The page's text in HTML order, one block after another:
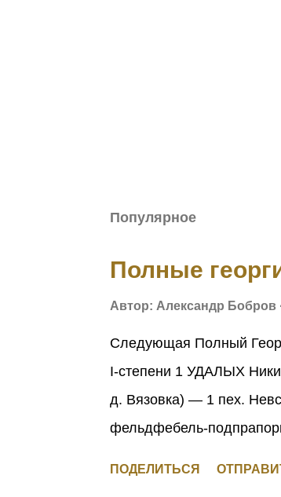
Популярное
Полные
Автор: Александр Бобров
Следующая Полный
I-степени 1 УДАЛЫХ
д. Вязовка) — 1 пех.
фельдфебель-
ПОДЕЛИТЬСЯ